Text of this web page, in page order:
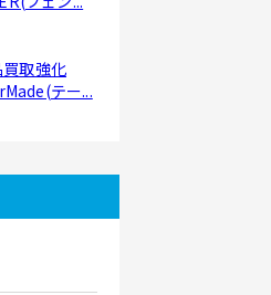
買取強化
テー...